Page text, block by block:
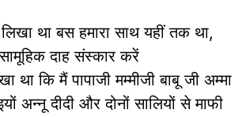
था बस हमारा साथ यहीं तक था,
दाह संस्कार करें
था कि मैं पापाजी मम्मीजी बाबू जी अम्मा
अन्नू दीदी और दोनों सालियों से माफी